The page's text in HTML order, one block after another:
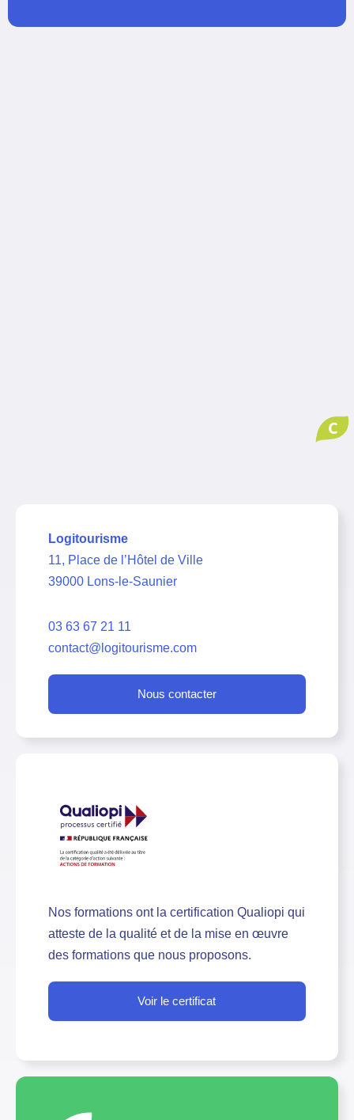
Logitourisme
11, Place de l’Hôtel de Ville
39000 Lons-le-Saunier
03 63 67 21 11
contact@logitourisme.com
Nous contacter
Nos formations ont la certification Qualiopi qui
atteste de la qualité et de la mise en œuvre
des formations que nous proposons.
Voir le certificat
C